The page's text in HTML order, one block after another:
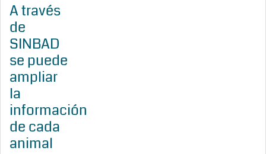
A través
de
SINBAD
se puede
ampliar
la
información
de cada
animal